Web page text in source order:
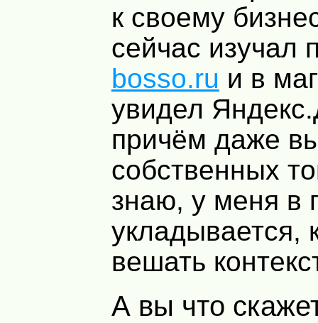
к своему
сейчас изучал
bosso.ru и в
увидел
причём даже
собственных
знаю, у меня в
укладывается,
вешать
А вы что